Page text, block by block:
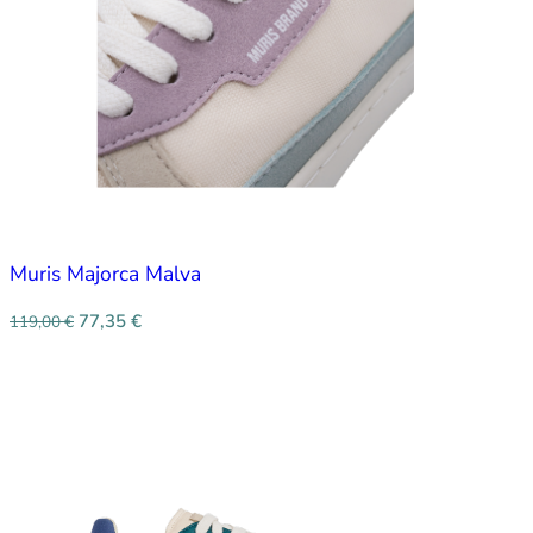
Muris Majorca Malva
119,00€ 77,35 €